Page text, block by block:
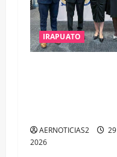
IRAPUATO
AERNOTICIAS2
2026